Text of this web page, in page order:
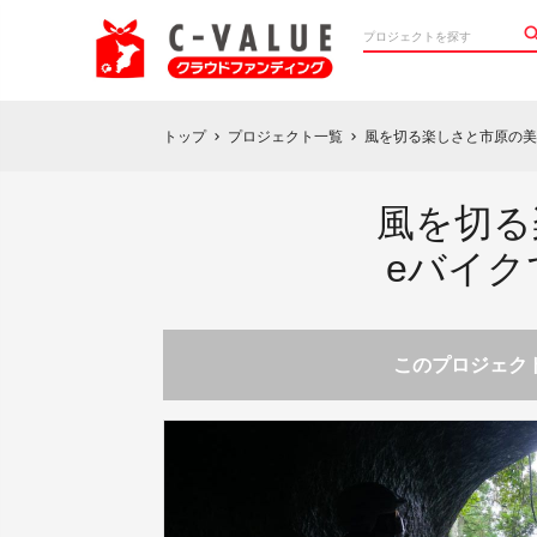
トップ chevron_right プロジェクト一覧 chevron_right 風を切る楽しさと市原の
風を切
eバイク
このプロジェク